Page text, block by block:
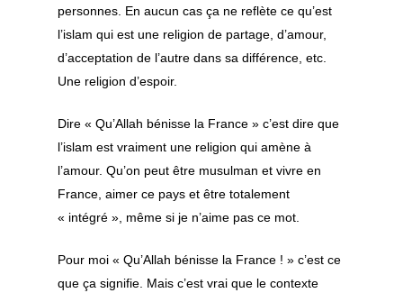
personnes. En aucun cas ça ne reflète ce qu’est
l’islam qui est une religion de partage, d’amour,
d’acceptation de l’autre dans sa différence, etc.
Une religion d’espoir.
Dire « Qu’Allah bénisse la France » c’est dire que
l’islam est vraiment une religion qui amène à
l’amour. Qu’on peut être musulman et vivre en
France, aimer ce pays et être totalement
« intégré », même si je n’aime pas ce mot.
Pour moi « Qu’Allah bénisse la France ! » c’est ce
que ça signifie. Mais c’est vrai que le contexte
hayyi Laylâ – de
Al ‘Alawi
himâ laqad